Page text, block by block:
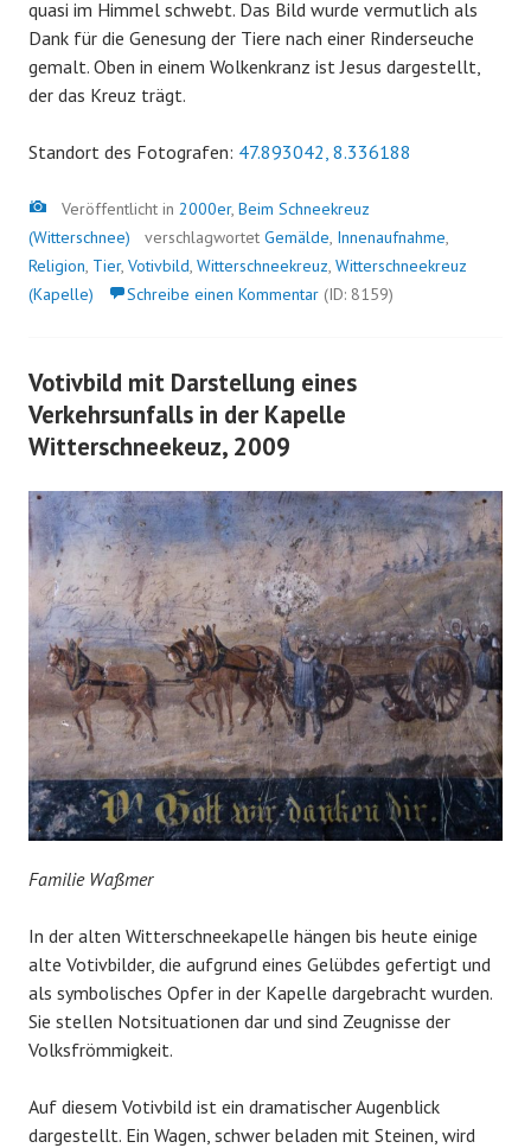
quasi im Himmel schwebt. Das Bild wurde vermutlich als
Dank für die Genesung der Tiere nach einer Rinderseuche
gemalt. Oben in einem Wolkenkranz ist Jesus dargestellt,
der das Kreuz trägt.
Standort des Fotografen: 47.893042, 8.336188
Bild
Veröffentlicht in 2000er, Beim Schneekreuz
(Witterschnee)
verschlagwortet Gemälde, Innenaufnahme,
Religion, Tier, Votivbild, Witterschneekreuz, Witterschneekreuz
(Kapelle)
Schreibe einen Kommentar (ID: 8159)
Votivbild mit Darstellung eines
Verkehrsunfalls in der Kapelle
Witterschneekeuz, 2009
Familie Waßmer
In der alten Witterschneekapelle hängen bis heute einige
alte Votivbilder, die aufgrund eines Gelübdes gefertigt und
als symbolisches Opfer in der Kapelle dargebracht wurden.
Sie stellen Notsituationen dar und sind Zeugnisse der
Volksfrömmigkeit.
Auf diesem Votivbild ist ein dramatischer Augenblick
dargestellt. Ein Wagen, schwer beladen mit Steinen, wird